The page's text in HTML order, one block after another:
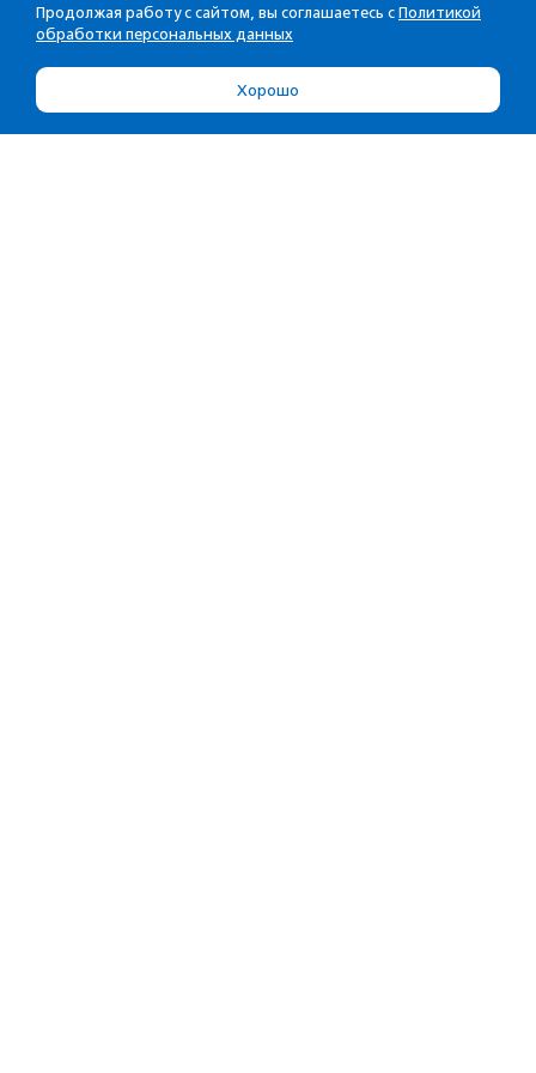
Продолжая работу с сайтом, вы соглашаетесь с Политикой
обработки персональных данных
Хорошо